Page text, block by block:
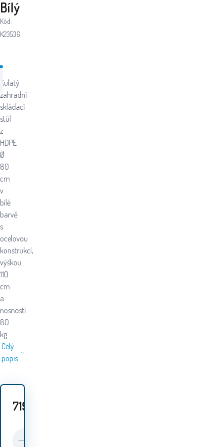
Bílý
Kód:
K23536
Kulatý
zahradní
skládací
stůl
z
HDPE
Ø
80
cm
v
bílé
barvě
s
ocelovou
konstrukcí,
výškou
110
cm
a
nosností
80
kg.
Celý
popis
719